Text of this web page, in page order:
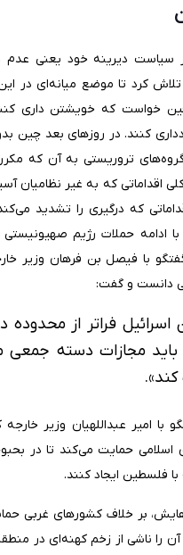
سیاست دیرینه خود یعنی عدم
تلاش کرد تا موضع میانه‌‌ای در
خواست که خویشتن داری
کنند. در روزهای بعد چین
تروریستی به آن که
اقداماتی که به غیر نظامیان
که درگیری را تشدید
ادامه حملات رژیم صهیونیستی
با فیصل بن فرهان وزیر
دانست و گفت:
اسرائیل فراتر از محدوده
باید مجازات دسته جمعی
با امیر عبداللهیان وزیر خارجه
اسلامی حمایت می‌کند تا در
فلسطین ایجاد کنند.
بر خلاف کشورهای غربی
را ناشی از زخم کهنه‌ای در